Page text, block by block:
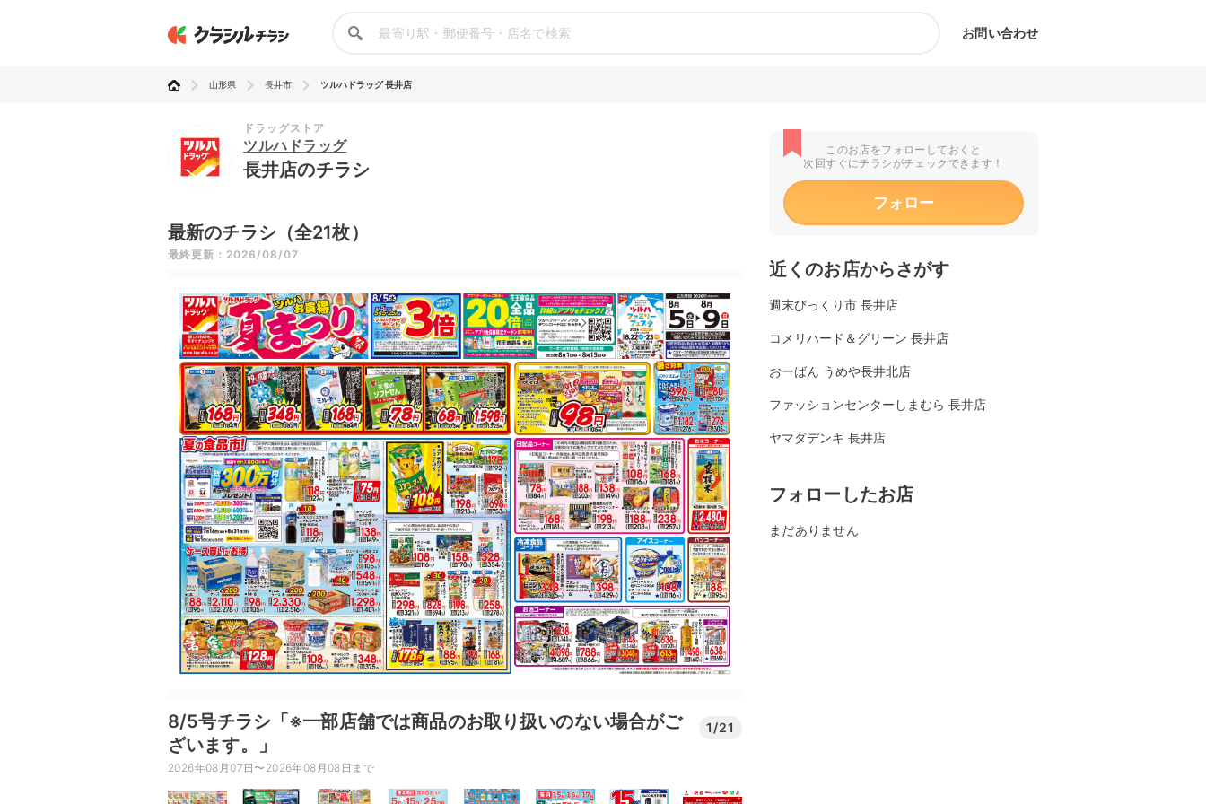
お問い合わせ
山形県 長井市 ツルハドラッグ 長井店
ドラッグストア
ツルハドラッグ
長井店のチラシ
最新のチラシ（全21枚）
最終更新：2026/08/07
8/5号チラシ「※一部店舗では商品のお取り扱いのない場合がご
ざいます。」
1/21
2026年08月07日〜2026年08月08日まで
このお店をフォローしておくと
次回すぐにチラシがチェックできます！
フォロー
近くのお店からさがす
週末びっくり市 長井店
コメリハード＆グリーン 長井店
おーばん うめや長井北店
ファッションセンターしまむら 長井店
ヤマダデンキ 長井店
フォローしたお店
まだありません